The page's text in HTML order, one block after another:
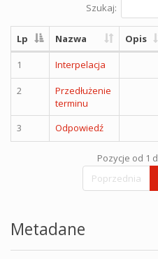
Szukaj:
Lp Nazwa Opis
1 Interpelacja
2
Przedłużenie
terminu
3 Odpowiedź
Pozycje od 1
Poprzednia
Metadane